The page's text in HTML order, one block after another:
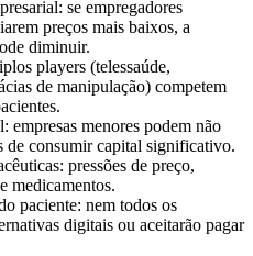
se empregadores
preços mais baixos, a
diminuir.
players (telessaúde,
de manipulação) competem
empresas menores podem não
de consumir capital significativo.
pressões de preço,
medicamentos.
paciente: nem todos os
digitais ou aceitarão pagar